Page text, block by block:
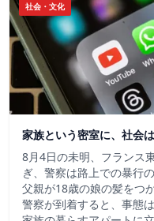
社会・文化
家族という密室に、社会
8月4日の未明、フランス
ぎ、警察は路上での暴行
父親が18歳の娘の髪をつ
警察が到着すると、事態